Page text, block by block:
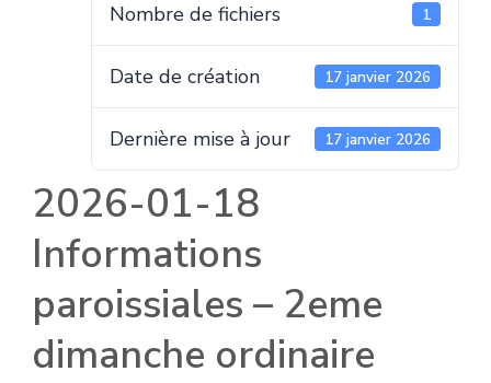
Nombre de fichiers 1
Date de création 17 janvier 2026
Dernière mise à jour 17 janvier 2026
2026-01-18
Informations
paroissiales – 2eme
dimanche ordinaire